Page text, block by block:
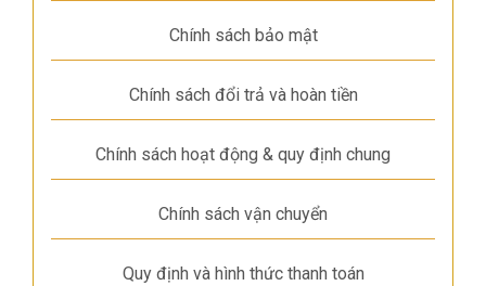
Chính sách bảo mật
Chính sách đổi trả và hoàn tiền
Chính sách hoạt động & quy định chung
Chính sách vận chuyển
Quy định và hình thức thanh toán